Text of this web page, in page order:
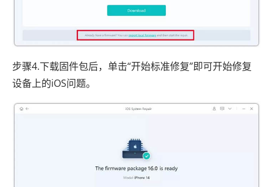
步骤4.下载固件包后，单击“开始标准修复”即可开始修复
设备上的iOS问题。